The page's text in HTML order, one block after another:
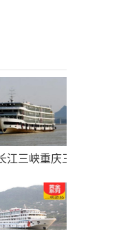
华三日线路-三峡旅游
江三峡重庆三日游线路